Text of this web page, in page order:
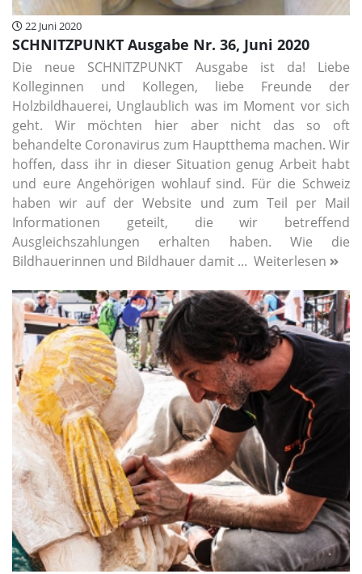
22 Juni 2020
SCHNITZPUNKT Ausgabe Nr. 36, Juni 2020
Die neue SCHNITZPUNKT Ausgabe ist da! Liebe
Kolleginnen und Kollegen, liebe Freunde der
Holzbildhauerei, Unglaublich was im Moment vor sich
geht. Wir möchten hier aber nicht das so oft
behandelte Coronavirus zum Hauptthema machen. Wir
hoffen, dass ihr in dieser Situation genug Arbeit habt
und eure Angehörigen wohlauf sind. Für die Schweiz
haben wir auf der Website und zum Teil per Mail
Informationen geteilt, die wir betreffend
Ausgleichszahlungen erhalten haben. Wie die
Bildhauerinnen und Bildhauer damit ... Weiterlesen